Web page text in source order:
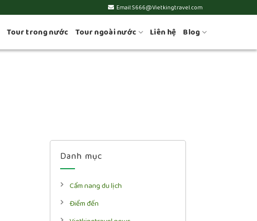
Email:S666@Vietkingtravel.com
Tour trong nước Tour ngoài nước Liên hệ Blog
Danh mục
Cẩm nang du lịch
Điểm đến